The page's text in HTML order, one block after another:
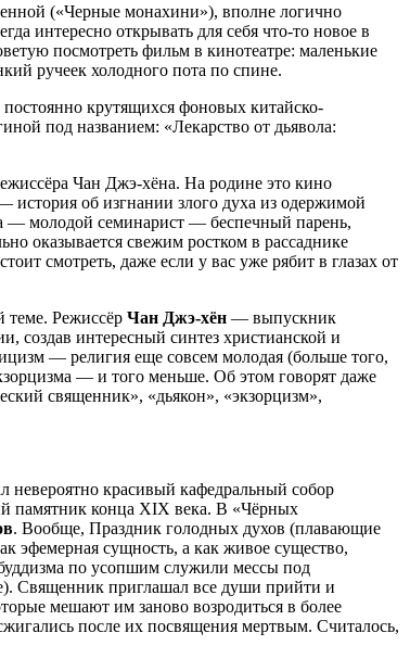
(«Черные монахини»), вполне логично
интересно открывать для себя что-то новое в
посмотреть фильм в кинотеатре: маленькие
ручеек холодного пота по спине.
крутящихся фоновых китайско-
под названием: «Лекарство от дьявола:
Чан Джэ-хёна. На родине это кино
история об изгнании злого духа из одержимой
— молодой семинарист — беспечный парень,
оказывается свежим ростком в рассаднике
смотреть, даже если у вас уже рябит в глазах от
теме. Режиссёр Чан Джэ-хён — выпускник
создав интересный синтез христианской и
— религия еще совсем молодая (больше того,
— и того меньше. Об этом говорят даже
священник», «дьякон», «экзорцизм»,
невероятно красивый кафедральный собор
памятник конца XIX века. В «Чёрных
. Вообще, Праздник голодных духов (плавающие
эфемерная сущность, а как живое существо,
по усопшим служили мессы под
Священник приглашал все души прийти и
мешают им заново возродиться в более
после их посвящения мертвым. Считалось,